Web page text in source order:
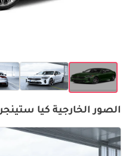
الصور الخارجية كيا ستينجر